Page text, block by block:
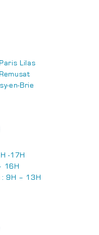
Lilas
en-Brie
-17H
16H
9H – 13H